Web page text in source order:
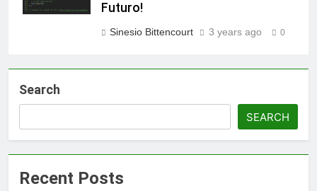
Futuro!
Sinesio Bittencourt 3 years ago 0
Search
SEARCH
Recent Posts